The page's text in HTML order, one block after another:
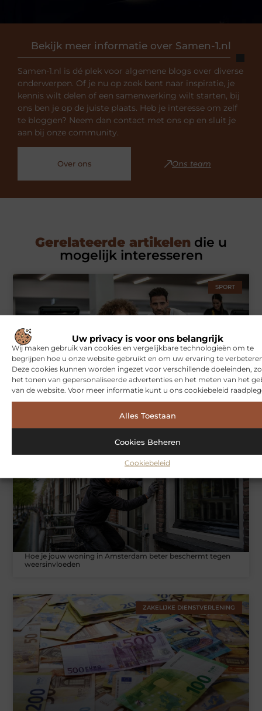
Uw privacy is voor ons belangrijk
Wij maken gebruik van cookies en vergelijkbare technologieën om te
begrijpen hoe u onze website gebruikt en om uw ervaring te
Deze cookies kunnen worden ingezet voor verschillende doeleinden,
het tonen van gepersonaliseerde advertenties en het meten van het
van de website. Voor meer informatie kunt u ons cookiebeleid
Alles Toestaan
Cookies Beheren
Cookiebeleid
Bekijk meer informatie over Samen-1.nl
Samen-1.nl is dé plek voor algemene blogs over diverse
onderwerpen. Of je nu op zoek bent naar inspiratie, je
kennis wilt delen of een samenwerking wilt starten, bij
ons ben je op de juiste plaats. Heb je interesse om zelf
te bloggen? Neem dan contact met ons op en sluit je
aan bij onze community.
Over ons Ons team
Gerelateerde artikelen die u
mogelijk interesseren
SPORT
Symbiont360: Innovatieve EMS-training in Utrecht voor een
effectieve workout
Hoe je jouw woning in Amsterdam beter beschermt tegen
weersinvloeden
ZAKELIJKE DIENSTVERLENING